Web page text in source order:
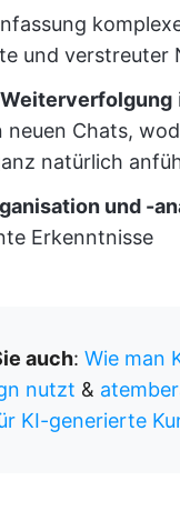
und verstreuter
neuen Chats,
natürlich
und -
Erkenntnisse
auch: Wie man
nutzt &
KI-generierte